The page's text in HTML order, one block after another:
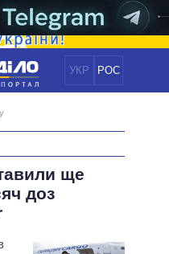
УКР РОС
ЕКОНОМІКА
СУСПІЛЬСТВО
ще
доз